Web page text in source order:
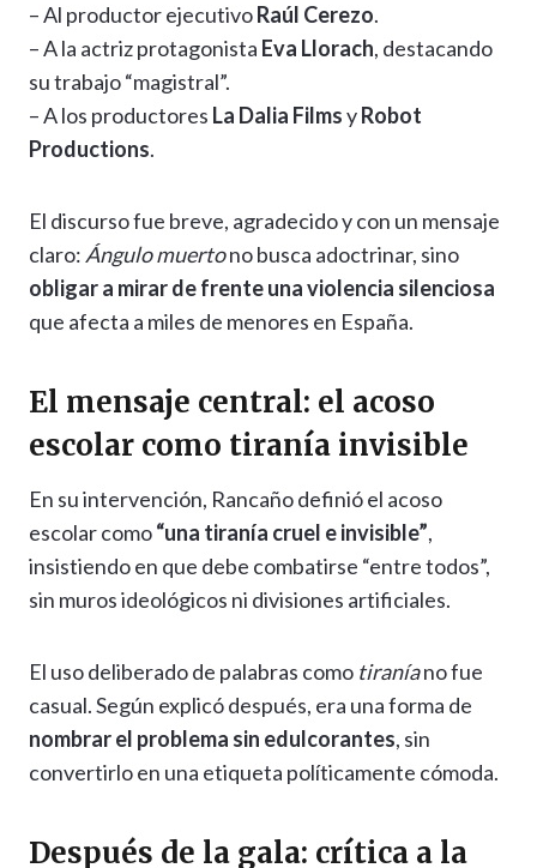
– Al productor ejecutivoRaúl Cerezo.
– A la actriz protagonista Eva Llorach, destacando
su trabajo “magistral”.
– A los productores La Dalia FilmsyRobot
Productions.
El discurso fue breve, agradecido y con un mensaje
claro: Ángulo muertono busca adoctrinar, sino
obligar a mirar de frente una violencia silenciosa
que afecta a miles de menores en España.
El mensaje central: el acoso
escolar como tiranía invisible
En su intervención, Rancaño definió el acoso
escolar como“una tiranía cruel e invisible”,
insistiendo en que debe combatirse “entre todos”,
sin muros ideológicos ni divisiones artificiales.
El uso deliberado de palabras como tiraníano fue
casual. Según explicó después, era una forma de
nombrar el problema sin edulcorantes, sin
convertirlo en una etiqueta políticamente cómoda.
Después de la gala: crítica a la